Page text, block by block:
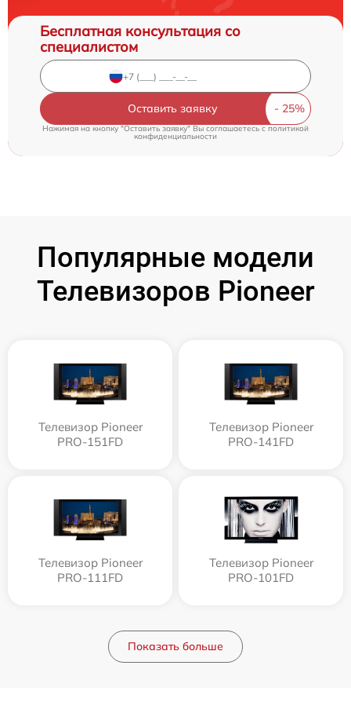
Бесплатная консультация со
специалистом
Оставить заявку
Нажимая на кнопку "Оставить заявку" Вы соглашаетесь c политикой
конфиденциальности
Популярные модели
Телевизоров Pioneer
Телевизор Pioneer
PRO-151FD
Телевизор Pioneer
PRO-141FD
Телевизор Pioneer
PRO-111FD
Телевизор Pioneer
PRO-101FD
Показать больше